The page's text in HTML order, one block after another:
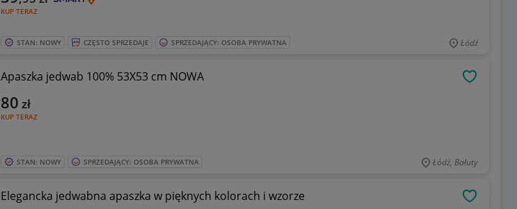
KUP TERAZ
STAN: NOWY CZĘSTO SPRZEDAJE SPRZEDAJĄCY: OSOBA PRYWATNA Łódź
Apaszka jedwab 100% 53X53 cm NOWA
KUP TERAZ
80 zł
STAN: NOWY SPRZEDAJĄCY: OSOBA PRYWATNA Łódź, Bałuty
Elegancka jedwabna apaszka w pięknych kolorach i wzorze